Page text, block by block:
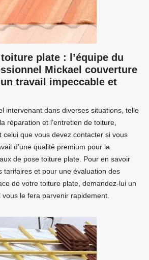
plate : l’équipe du
Mickael couverture
travail impeccable et
intervenant dans diverses situations, telle
réparation et l’entretien de toiture,
celui que vous devez contacter si vous
d’une qualité premium pour la
de pose toiture plate. Pour en savoir
tarifaires et pour une évaluation des
de votre toiture plate, demandez-lui un
le fera parvenir rapidement.